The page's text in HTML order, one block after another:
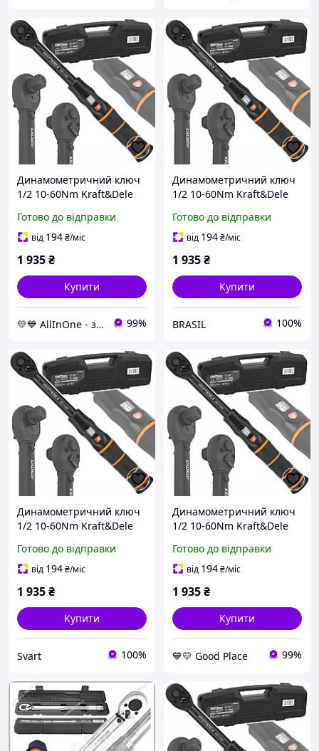
Динамометричний ключ
1/2 10-60Nm Kraft&Dele
market-without-queues-
Готово до відправки
від 194₴/міс
1 935₴
Купити
💛💙 AllInOne - знаходь все необхідне в одному магазині! 99%
Динамометричний ключ
1/2 10-60Nm Kraft&Dele
Готово до відправки
від 194₴/міс
1 935₴
Купити
BRASIL 100%
Динамометричний ключ
1/2 10-60Nm Kraft&Dele
products-for-life-
Готово до відправки
від 194₴/міс
1 935₴
Купити
Svart 100%
Динамометричний ключ
1/2 10-60Nm Kraft&Dele
worry-free-shopping-
Готово до відправки
від 194₴/міс
1 935₴
Купити
💙💛 Good Place 99%